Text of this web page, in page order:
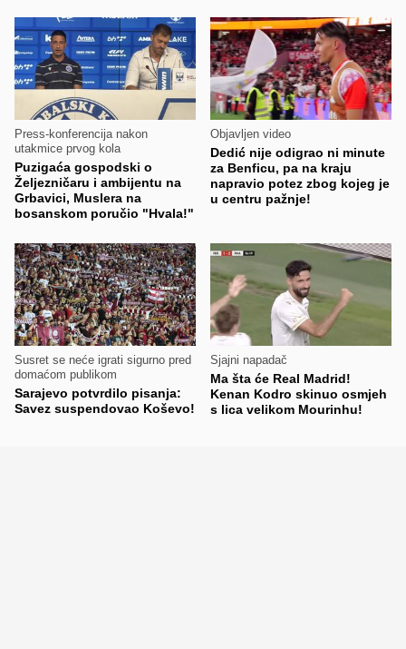
Press-konferencija nakon
utakmice prvog kola
Puzigaća gospodski o
Željezničaru i ambijentu na
Grbavici, Muslera na
bosanskom poručio "Hvala!"
Objavljen video
Dedić nije odigrao ni minute
za Benficu, pa na kraju
napravio potez zbog kojeg je
u centru pažnje!
Susret se neće igrati sigurno pred
domaćom publikom
Sarajevo potvrdilo pisanja:
Savez suspendovao Koševo!
Sjajni napadač
Ma šta će Real Madrid!
Kenan Kodro skinuo osmjeh
s lica velikom Mourinhu!